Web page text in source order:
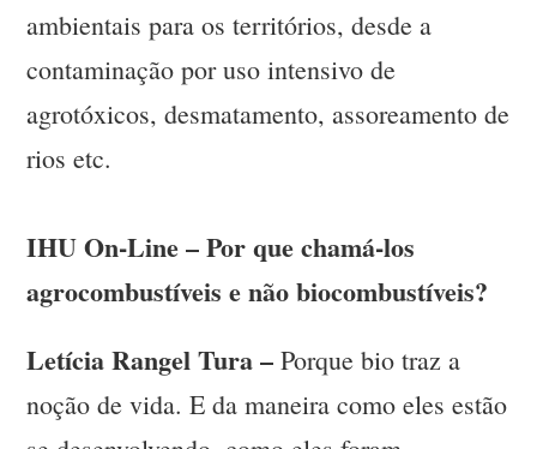
ambientais para os territórios, desde a
contaminação por uso intensivo de
agrotóxicos, desmatamento, assoreamento de
rios etc.
IHU On-Line – Por que chamá-los
agrocombustíveis e não biocombustíveis?
Letícia Rangel Tura – Porque bio traz a
noção de vida. E da maneira como eles estão